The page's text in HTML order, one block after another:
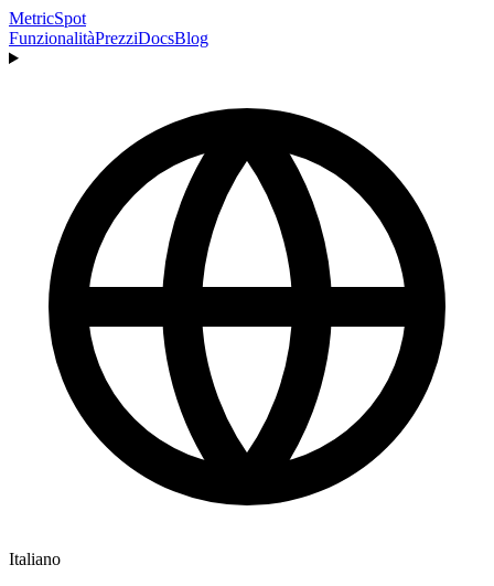
MetricSpot
FunzionalitàPrezziDocsBlog
Italiano